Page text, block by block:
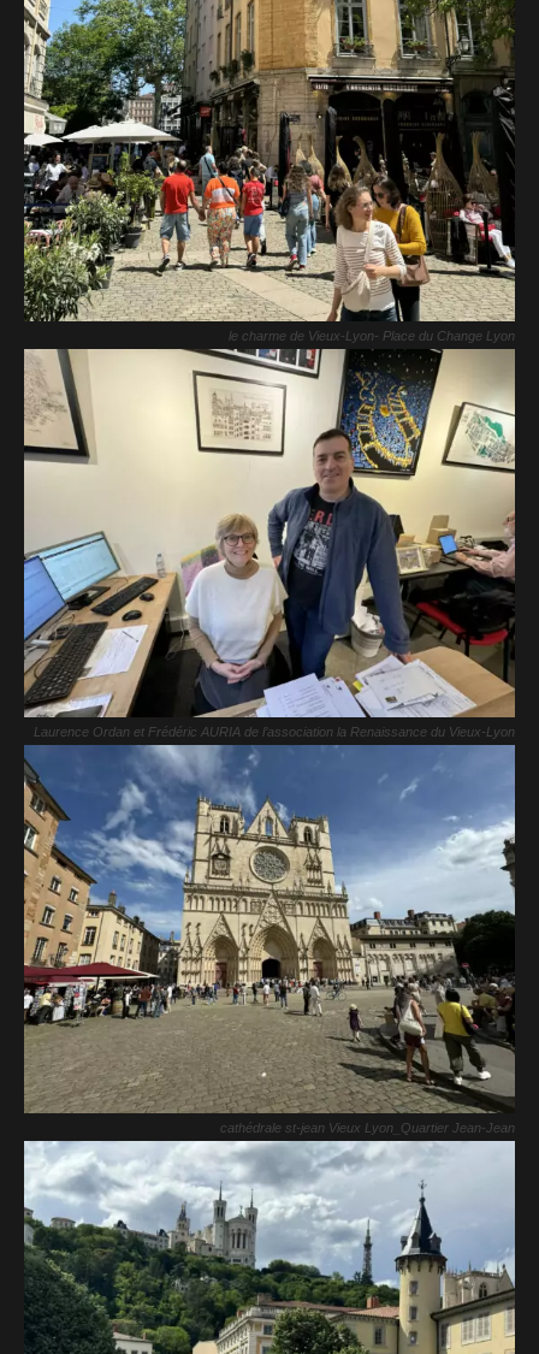
le charme de Vieux-Lyon- Place du Change Lyon
Laurence Ordan et Frédéric AURIA de l’association la Renais­sance du Vieux-Lyon
cathédrale st-jean Vieux Lyon_Quartier Jean-Jean